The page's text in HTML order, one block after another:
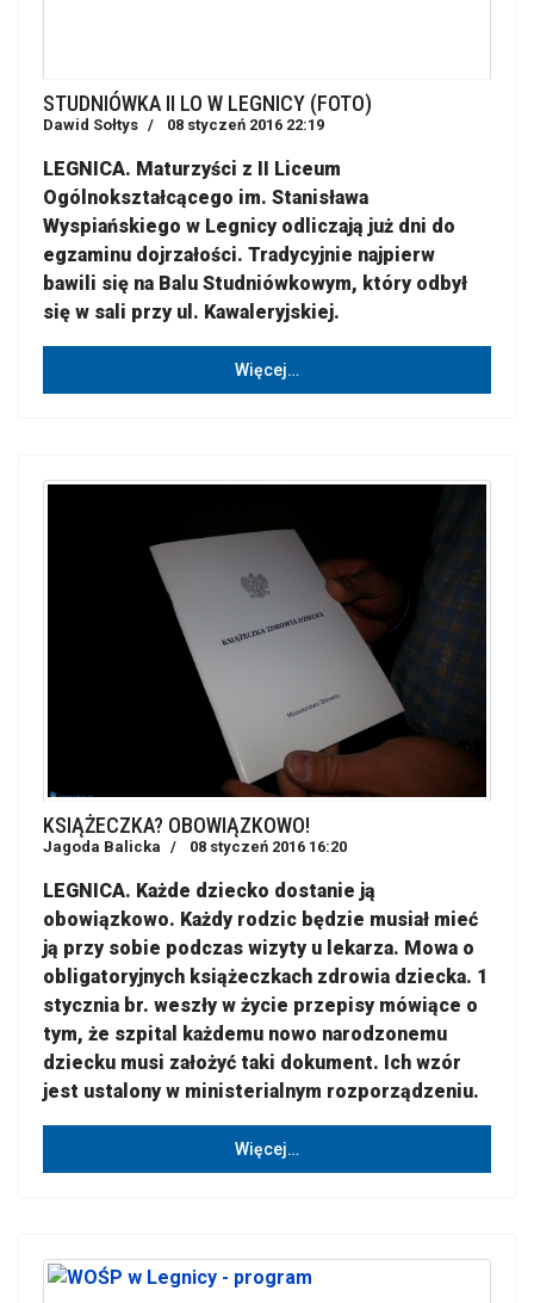
STUDNIÓWKA II LO W LEGNICY (FOTO)
Dawid Sołtys 08 styczeń 2016 22:19
LEGNICA. Maturzyści z II Liceum
Ogólnokształcącego im. Stanisława
Wyspiańskiego w Legnicy odliczają już dni do
egzaminu dojrzałości. Tradycyjnie najpierw
bawili się na Balu Studniówkowym, który odbył
się w sali przy ul. Kawaleryjskiej.
Więcej…
KSIĄŻECZKA? OBOWIĄZKOWO!
Jagoda Balicka 08 styczeń 2016 16:20
LEGNICA. Każde dziecko dostanie ją
obowiązkowo. Każdy rodzic będzie musiał mieć
ją przy sobie podczas wizyty u lekarza. Mowa o
obligatoryjnych książeczkach zdrowia dziecka. 1
stycznia br. weszły w życie przepisy mówiące o
tym, że szpital każdemu nowo narodzonemu
dziecku musi założyć taki dokument. Ich wzór
jest ustalony w ministerialnym rozporządzeniu.
Więcej…